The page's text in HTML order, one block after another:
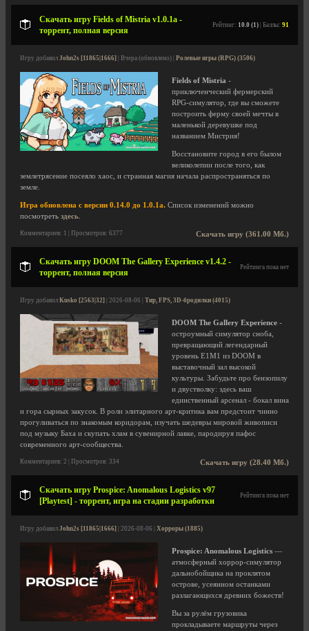
Скачать игру Fields of Mistria v1.0.1a -
торрент, полная версия
Рейтинг: 10.0 (1) | Баллы: 91
Игру добавил John2s [11865|1666] | Вчера (обновлено) | Ролевые игры (RPG) (3506)
Fields of Mistria -
приключенческий фермерский
RPG-симулятор, где вы сможете
построить ферму своей мечты в
маленькой деревушке под
названием Мистрия!
Восстановите город в его былом
великолепии после того, как
землетрясение посеяло хаос, и странная магия начала распространяться по
земле.
Игра обновлена с версии 0.14.0 до 1.0.1a. Список изменений можно
посмотреть здесь
Скачать игру (361.00 Мб.)
Комментариев: 1 | Просмотров: 6377
Скачать игру DOOM The Gallery Experience v1.4.2 -
торрент, полная версия
Рейтинга пока нет
Игру добавил Kusko [2563|32] | 2026-08-06 | Тир, FPS, 3D-бродилки (4015)
DOOM The Gallery Experience -
остроумный симулятор сноба,
превращающий легендарный
уровень E1M1 из DOOM в
выставочный зал высокой
культуры. Забудьте про бензопилу
и двустволку: здесь ваш
единственный арсенал - бокал вина
и гора сырных закусок. В роли элитарного арт-критика вам предстоит чинно
прогуливаться по знакомым коридорам, изучать шедевры мировой живописи
под музыку Баха и скупать хлам в сувенирной лавке, пародируя пафос
современного арт-сообщества.
Скачать игру (28.40 Мб.)
Комментариев: 2 | Просмотров: 334
Скачать игру Prospice: Anomalous Logistics v97
[Playtest] - торрент, игра на стадии разработки
Рейтинга пока нет
Игру добавил John2s [11865|1666] | 2026-08-06 | Хорроры (1885)
Prospice: Anomalous Logistics —
атмосферный хоррор-симулятор
дальнобойщика на проклятом
острове, усеянном останками
разлагающихся древних божеств!
Вы за рулём грузовика
прокладываете маршруты через